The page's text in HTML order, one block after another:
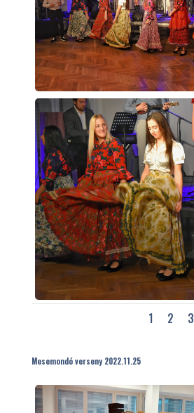
1 2 3
Mesemondó verseny 2022.11.25